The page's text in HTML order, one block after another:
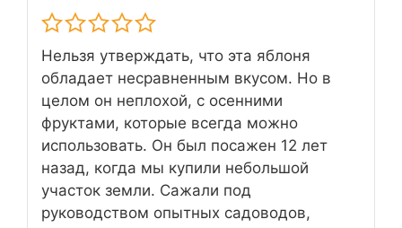
Нельзя утверждать, что эта яблоня
обладает несравненным вкусом. Но в
целом он неплохой, с осенними
фруктами, которые всегда можно
использовать. Он был посажен 12 лет
назад, когда мы купили небольшой
участок земли. Сажали под
руководством опытных садоводов,